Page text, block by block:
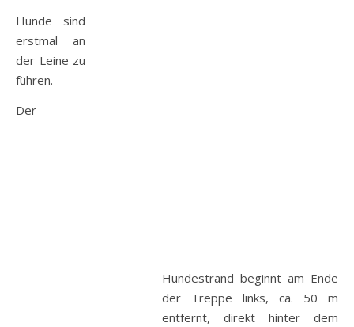
Hunde sind
erstmal an
der Leine zu
führen.
Der
Hundestrand beginnt am Ende
der Treppe links, ca. 50 m
entfernt, direkt hinter dem